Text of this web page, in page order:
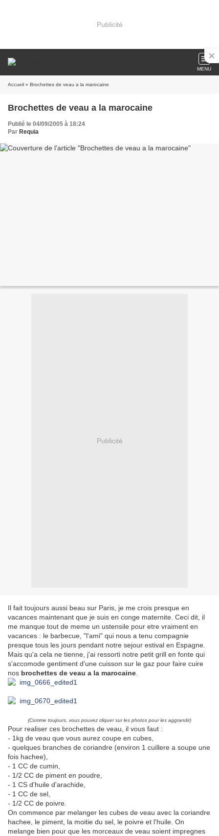
Publicité
MENU
Accueil » Brochettes de veau a la marocaine
Brochettes de veau a la marocaine
Publié le 04/09/2005 à 18:24
Par Requia
Publicité
Il fait toujours aussi beau sur Paris, je me crois presque en
vacances maintenant que je suis en conge maternite. Ceci dit, il
me manque tout de meme un ustensile pour etre vraiment en
vacances : le barbecue, "l'ami" qui nous a tenu compagnie
presque tous les jours pendant notre sejour estival en Espagne.
Mais qu'a cela ne tienne, j'ai ressorti notre petit grill en fonte qui
s'accomode gentiment d'une cuisson sur le gaz pour faire cuire
nos brochettes de veau a la marocaine
(Comme toujours, vous pouvez cliquer sur les photos pour les aggrandir)
Pour realiser ces brochettes de veau, il vous faut :
- 1kg de veau que vous aurez coupe en cubes,
- quelques branches de coriandre (environ 1 cuillere a soupe une
fois hachee),
- 1 CC de cumin,
- 1/2 CC de piment en poudre,
- 1 CS d'huile d'arachide,
- 1 CC de sel,
- 1/2 CC de poivre.
On commence par melanger les cubes de veau avec la coriandre
hachee, le piment, la moitie du sel, le poivre et l'huile. On
melange bien pour que les morceaux de veau soient impregnes